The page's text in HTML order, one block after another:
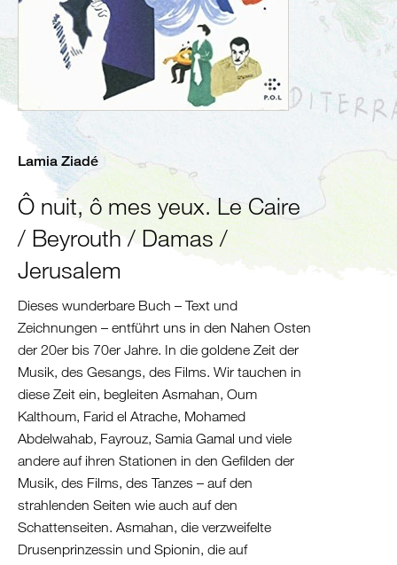
Tunesien
Libyen
Mittelmeerküste
Spanien
Frankreich
Italien
Balkan
Slowenien
Kroatien
Montenegro
Bosnien
und
Herzegowina
Albanien
Nordmazedonien
Serbien
Griechenland
/
Türkei
Lamia Ziadé
Ô nuit, ô mes yeux. Le Caire
/ Beyrouth / Damas /
Jerusalem
Dieses wunderbare Buch – Text und
Zeichnungen – entführt uns in den Nahen Osten
der 20er bis 70er Jahre. In die goldene Zeit der
Musik, des Gesangs, des Films. Wir tauchen in
diese Zeit ein, begleiten Asmahan, Oum
Kalthoum, Farid el Atrache, Mohamed
Abdelwahab, Fayrouz, Samia Gamal und viele
andere auf ihren Stationen in den Gefilden der
Musik, des Films, des Tanzes – auf den
strahlenden Seiten wie auch auf den
Schattenseiten. Asmahan, die verzweifelte
Drusenprinzessin und Spionin, die auf